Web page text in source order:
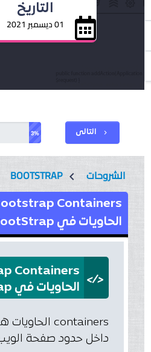
التاريخ
01 ديسمبر 2021
chevron_right التالى 3%
الشروحات chevron_left
BOOTSTRAP
Containers
الحاويات في BootStrap
</>
Containers
الحاويات في BootStrap
داخل حدود صفحة الويب